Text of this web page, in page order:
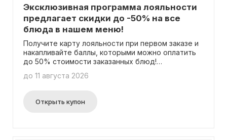
Эксклюзивная программа лояльности
предлагает скидки до -50% на все
блюда в нашем меню!
Получите карту лояльности при первом заказе и
накапливайте баллы, которыми можно оплатить
до 50% стоимости заказанных блюд!
странице. Вам не нужно вводить промокод для
до 11 августа 2026
Открыть купон